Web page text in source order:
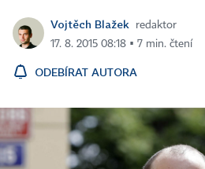
Vojtěch Blažek
redaktor
17. 8. 2015 08:18 ▪ 7 min. čtení
ODEBÍRAT AUTORA